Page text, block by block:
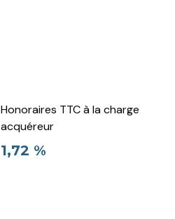
Honoraires TTC à la charge
acquéreur
1,72 %